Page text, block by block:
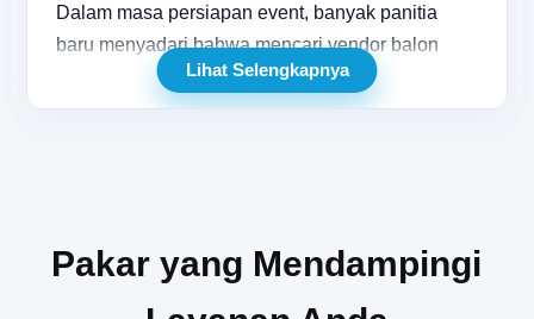
Dalam masa persiapan event, banyak panitia
baru menyadari bahwa mencari vendor balon
tepuk event depok bukan sekadar soal
menemukan harga paling murah. Yang lebih
organizer, tim marketing brand, maupun
Lihat Selengkapnya
Pakar yang Mendampingi